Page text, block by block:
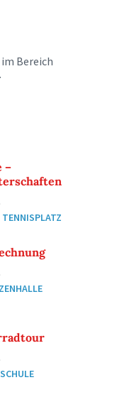
Bereich
.
–
TENNISPLATZ